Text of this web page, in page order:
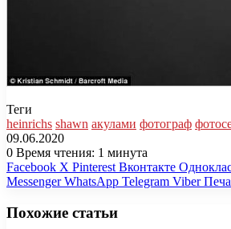
Теги
heinrichs shawn акулами фотограф
09.06.2020
0 Время чтения: 1 минута
Facebook X Pinterest Вконтакте
Messenger WhatsApp Telegram Viber
Похожие статьи